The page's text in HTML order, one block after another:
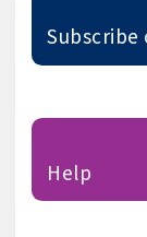
Subscribe
Help